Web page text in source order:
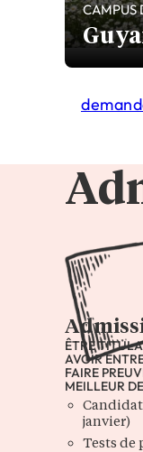
CAMPUS
ÊTRE
AVOIR
FAIRE
MEILLEUR
janvier)
Tests de